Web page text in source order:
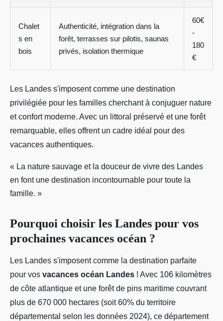
Chalet
s en
bois
Authenticité, intégration dans la
forêt, terrasses sur pilotis, saunas
privés, isolation thermique
60€
-
180
€
Les Landes s'imposent comme une destination
privilégiée pour les familles cherchant à conjuguer nature
et confort moderne. Avec un littoral préservé et une forêt
remarquable, elles offrent un cadre idéal pour des
vacances authentiques.
« La nature sauvage et la douceur de vivre des Landes
en font une destination incontournable pour toute la
famille. »
Pourquoi choisir les Landes pour vos
prochaines vacances océan ?
Les Landes s'imposent comme la destination parfaite
pour vos vacances océan Landes ! Avec 106 kilomètres
de côte atlantique et une forêt de pins maritime couvrant
plus de 670 000 hectares (soit 60% du territoire
départemental selon les données 2024), ce département